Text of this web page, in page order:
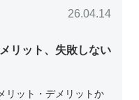
26.04.14
リット、失敗しない
リット・デメリットか